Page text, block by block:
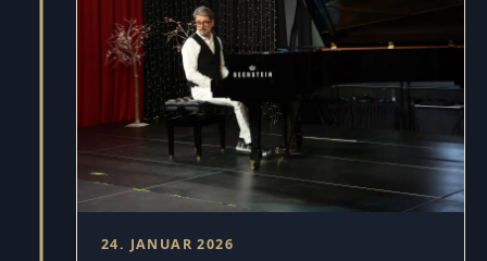
24. JANUAR 2026